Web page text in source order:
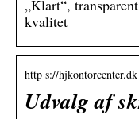
„Klart“,
kvalitet
http s://
Udvalg af